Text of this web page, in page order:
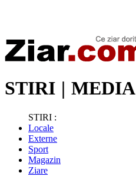
STIRI | MEDIA
STIRI :
Locale
Externe
Sport
Magazin
Ziare